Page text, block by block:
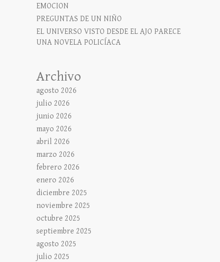
EMOCION
PREGUNTAS DE UN NIÑO
EL UNIVERSO VISTO DESDE EL AJO PARECE
UNA NOVELA POLICÍACA
Archivo
agosto 2026
julio 2026
junio 2026
mayo 2026
abril 2026
marzo 2026
febrero 2026
enero 2026
diciembre 2025
noviembre 2025
octubre 2025
septiembre 2025
agosto 2025
julio 2025